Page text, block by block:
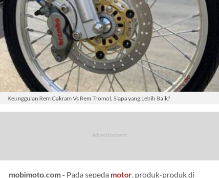
Keunggulan Rem Cakram Vs Rem Tromol, Siapa yang Lebih Baik?
mobimoto.com - Pada sepeda motor, produk-produk di